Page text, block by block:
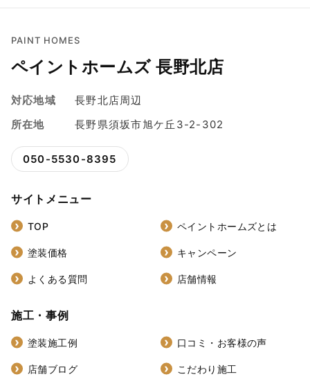
PAINT HOMES
ペイントホームズ 長野北店
対応地域
長野北店周辺
所在地
長野県須坂市旭ケ丘3-2-302
050-5530-8395
サイトメニュー
TOP ペイントホームズとは
塗装価格 キャンペーン
よくある質問 店舗情報
施工・事例
塗装施工例 口コミ・お客様の声
店舗ブログ こだわり施工